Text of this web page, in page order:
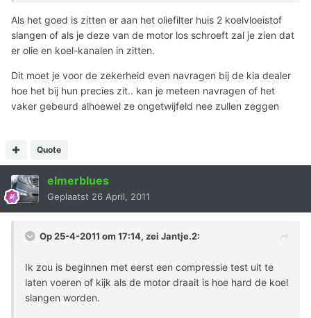
Als het goed is zitten er aan het oliefilter huis 2 koelvloeistof
slangen of als je deze van de motor los schroeft zal je zien dat
er olie en koel-kanalen in zitten.
Dit moet je voor de zekerheid even navragen bij de kia dealer
hoe het bij hun precies zit.. kan je meteen navragen of het
vaker gebeurd alhoewel ze ongetwijfeld nee zullen zeggen
Quote
elmerblues
Geplaatst 26 April, 2011
Op 25-4-2011 om 17:14, zei Jantje.2:
Ik zou is beginnen met eerst een compressie test uit te
laten voeren of kijk als de motor draait is hoe hard de koel
slangen worden.